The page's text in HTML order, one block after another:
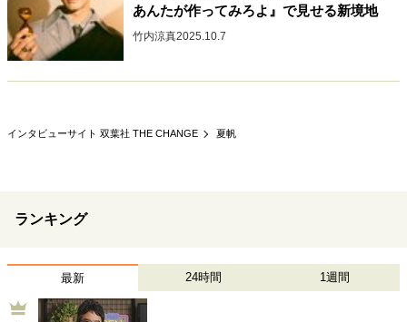
マインドセット
重圧との向き合い方 一流のルーティン
忘れられない言葉
ライフスタイル・生き方
70代のグランドデザイン
あんたが作ってみろよ』で見せる新境地
竹内涼真2025.10.7
インタビューサイト 双葉社 THE CHANGE 夏帆
ランキング
最新 24時間 1週間